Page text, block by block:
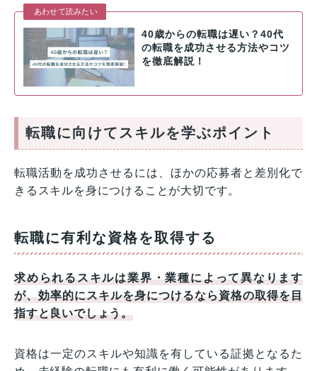
あわせて読みたい
40歳からの転職は遅い？40代
の転職を成功させる方法やコツ
を徹底解説！
転職に向けてスキルを学ぶポイント
転職活動を成功させるには、ほかの応募者と差別化で
きるスキルを身につけることが大切です。
転職に有利な資格を取得する
求められるスキルは業界・業種によって異なります
が、効率的にスキルを身につけるなら資格の取得を目
指すと良いでしょう。
資格は一定のスキルや知識を有している証拠となるた